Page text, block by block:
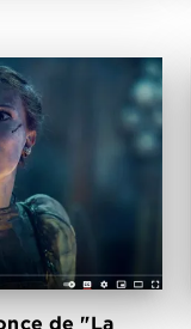
de "La